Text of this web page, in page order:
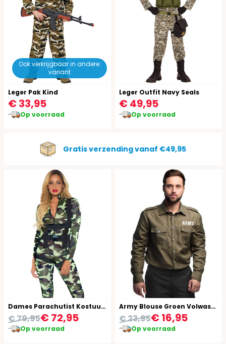
Ook verkrijgbaar in andere:
variant
Leger Pak Kind
€ 33,95
Op voorraad
Leger Outfit Navy Seals
€ 49,95
Op voorraad
Gratis verzending vanaf €49,95
Dames Parachutist Kostuum
€ 72,95
€ 79,95
Op voorraad
Army Blouse Groen Volwassenen
€ 16,95
€ 23,95
Op voorraad